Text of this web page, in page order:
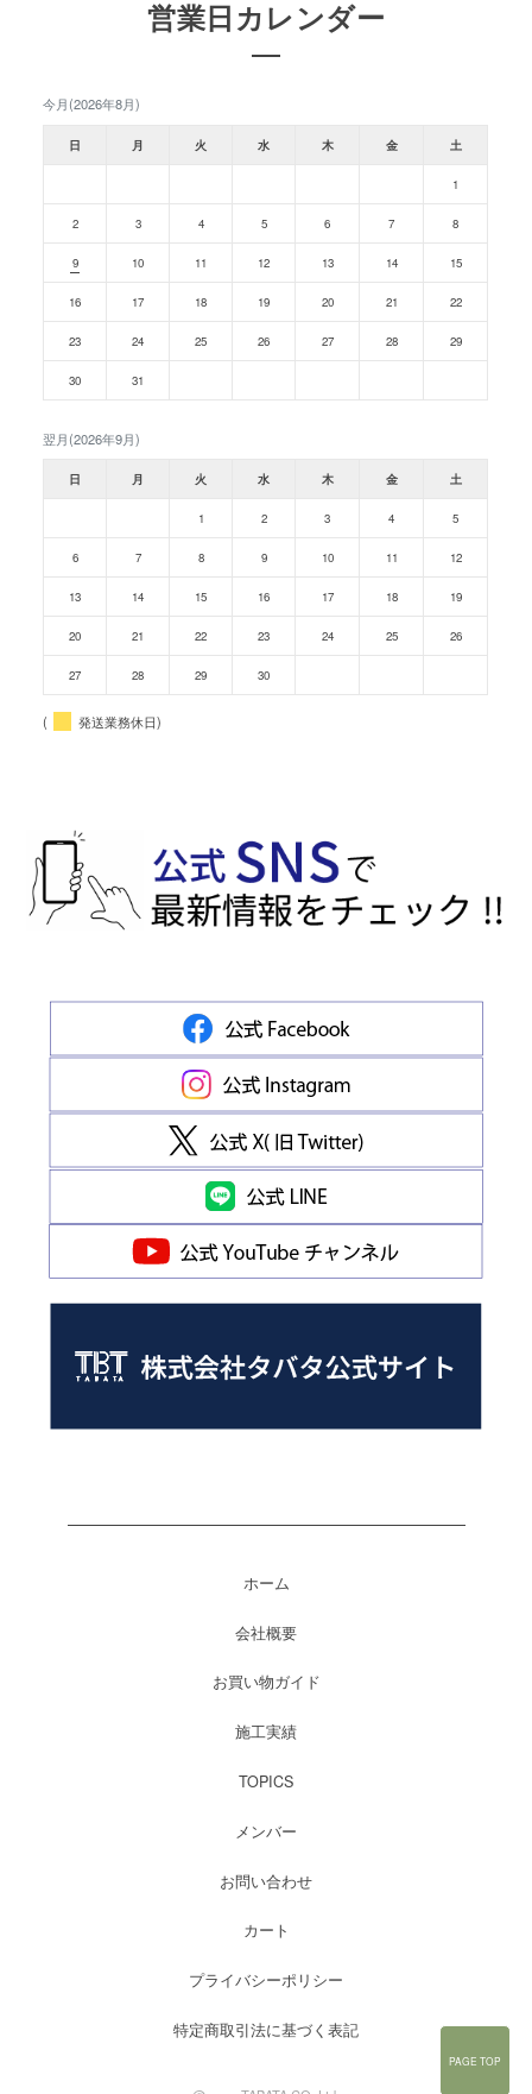
PAGE TOP
営業日カレンダー
今月(2026年8月)
日 月 火 水 木 金 土
1
2 3 4 5 6 7 8
9 10 11 12 13 14 15
16 17 18 19 20 21 22
23 24 25 26 27 28 29
30 31
翌月(2026年9月)
日 月 火 水 木 金 土
1 2 3 4 5
6 7 8 9 10 11 12
13 14 15 16 17 18 19
20 21 22 23 24 25 26
27 28 29 30
( 発送業務休日)
ホーム
会社概要
お買い物ガイド
施工実績
TOPICS
メンバー
お問い合わせ
カート
プライバシーポリシー
特定商取引法に基づく表記